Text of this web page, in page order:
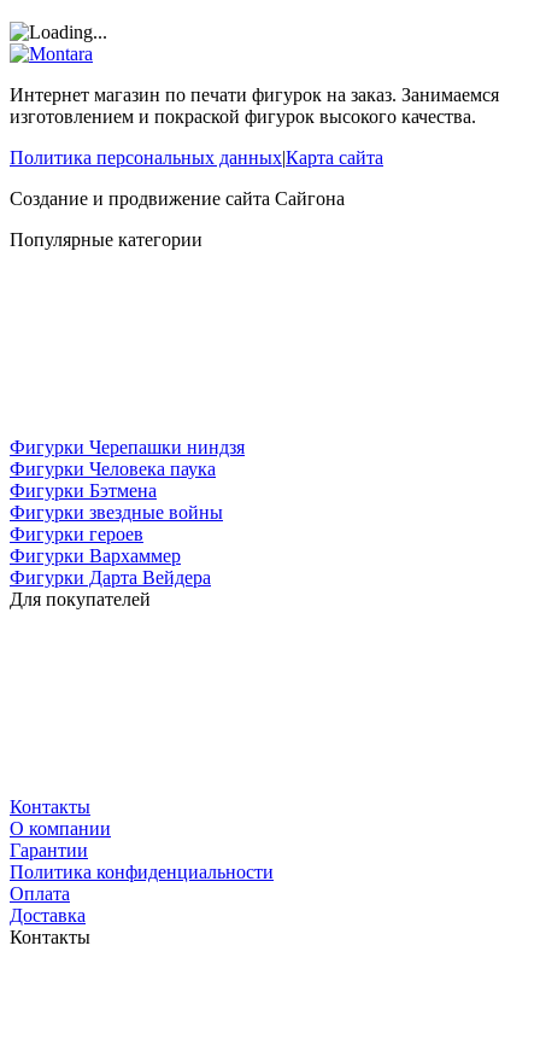
Интернет магазин по печати фигурок на заказ. Занимаемся
изготовлением и покраской фигурок высокого качества.
Политика персональных данных|Карта сайта
Создание и продвижение сайта Сайгона
Популярные категории
Фигурки Черепашки ниндзя
Фигурки Человека паука
Фигурки Бэтмена
Фигурки звездные войны
Фигурки героев
Фигурки Вархаммер
Фигурки Дарта Вейдера
Для покупателей
Контакты
O компании
Гарантии
Политика конфиденциальности
Оплата
Доставка
Контакты